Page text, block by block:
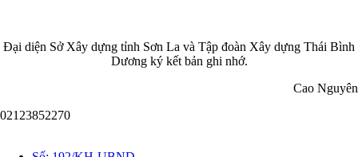
Đại diện Sở Xây dựng tỉnh Sơn La và Tập đoàn Xây dựng Thái Bình
Dương ký kết bản ghi nhớ.
Cao Nguyên
02123852270